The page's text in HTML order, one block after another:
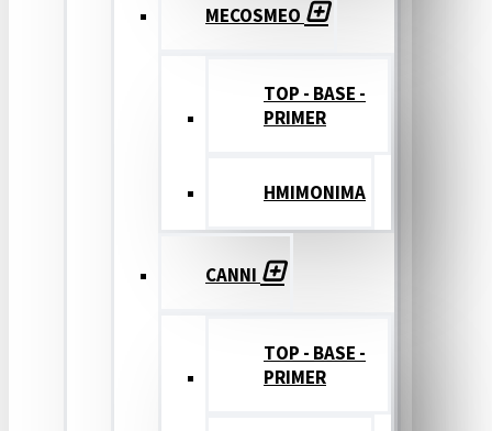
MECOSMEO
TOP - BASE -
PRIMER
ΗΜΙΜΟΝΙΜΑ
CANNI
TOP - BASE -
PRIMER